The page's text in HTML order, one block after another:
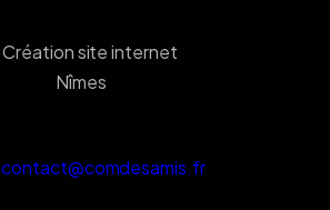
contact@comdesamis.fr